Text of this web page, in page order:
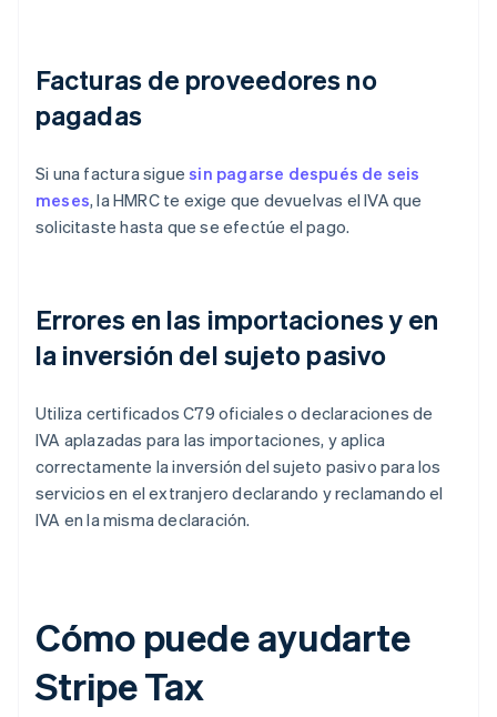
Facturas de proveedores no
pagadas
Si una factura siguesin pagarse después de seis
meses, la HMRC te exige que devuelvas el IVA que
solicitaste hasta que se efectúe el pago.
Errores en las importaciones y en
la inversión del sujeto pasivo
Utiliza certificados C79 oficiales o declaraciones de
IVA aplazadas para las importaciones, y aplica
correctamente la inversión del sujeto pasivo para los
servicios en el extranjero declarando y reclamando el
IVA en la misma declaración.
Cómo puede ayudarte
Stripe Tax